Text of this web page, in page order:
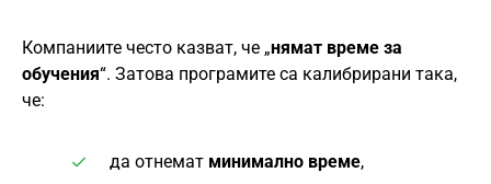
Компаниите често казват, че „нямат време за
обучения“. Затова програмите са калибрирани така,
че:
да отнемат минимално време,